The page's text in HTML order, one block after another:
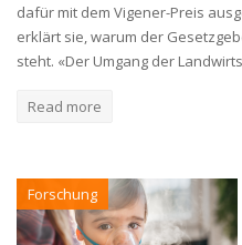
dafür mit dem Vigener-Preis
erklärt sie, warum der
steht. «Der Umgang der
Read more
Forschung